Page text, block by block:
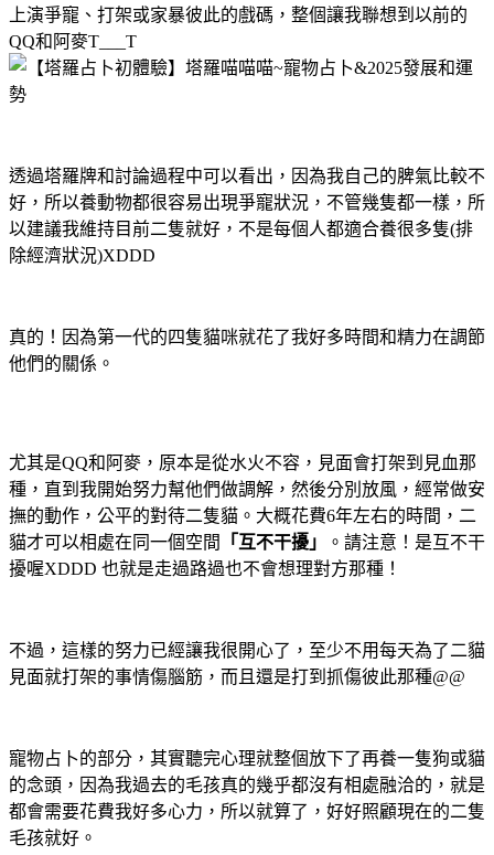
上演爭寵、打架或家暴彼此的戲碼，整個讓我聯想到以前的
QQ和阿麥T___T
透過塔羅牌和討論過程中可以看出，因為我自己的脾氣比較不
好，所以養動物都很容易出現爭寵狀況，不管幾隻都一樣，所
以建議我維持目前二隻就好，不是每個人都適合養很多隻(排
除經濟狀況)XDDD
真的！因為第一代的四隻貓咪就花了我好多時間和精力在調節
他們的關係。
尤其是QQ和阿麥，原本是從水火不容，見面會打架到見血那
種，直到我開始努力幫他們做調解，然後分別放風，經常做安
撫的動作，公平的對待二隻貓。大概花費6年左右的時間，二
貓才可以相處在同一個空間
「互不干擾」
。請注意！是互不干
擾喔XDDD 也就是走過路過也不會想理對方那種！
不過，這樣的努力已經讓我很開心了，至少不用每天為了二貓
見面就打架的事情傷腦筋，而且還是打到抓傷彼此那種@@
寵物占卜的部分，其實聽完心理就整個放下了再養一隻狗或貓
的念頭，因為我過去的毛孩真的幾乎都沒有相處融洽的，就是
都會需要花費我好多心力，所以就算了，好好照顧現在的二隻
毛孩就好。